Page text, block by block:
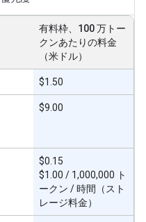
有料枠、100 万トー
クンあたりの料金
（米ドル）
$1.50
$9.00
$0.15
$1.00 / 1,000,000 ト
ークン / 時間（スト
レージ料金）